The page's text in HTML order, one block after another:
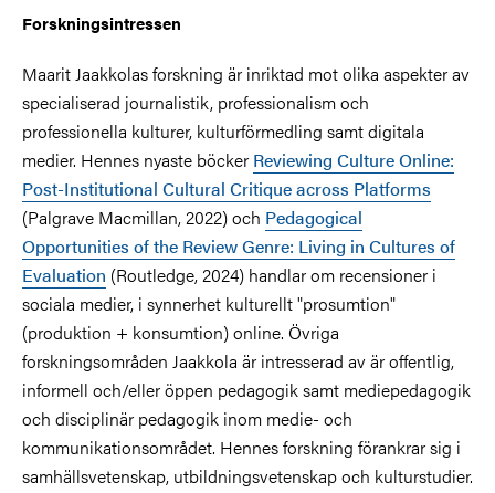
Forskningsintressen
Maarit Jaakkolas forskning är inriktad mot olika aspekter av
specialiserad journalistik, professionalism och
professionella kulturer, kulturförmedling samt digitala
medier. Hennes nyaste böcker Reviewing Culture Online:
Post-Institutional Cultural Critique across Platforms
(Palgrave Macmillan, 2022) och Pedagogical
Opportunities of the Review Genre: Living in Cultures of
Evaluation (Routledge, 2024) handlar om recensioner i
sociala medier, i synnerhet kulturellt "prosumtion"
(produktion + konsumtion) online. Övriga
forskningsområden Jaakkola är intresserad av är offentlig,
informell och/eller öppen pedagogik samt mediepedagogik
och disciplinär pedagogik inom medie- och
kommunikationsområdet. Hennes forskning förankrar sig i
samhällsvetenskap, utbildningsvetenskap och kulturstudier.